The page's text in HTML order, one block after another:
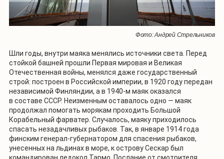
Фото: Андрей Стрельников
Шли годы, внутри маяка менялись источники света. Перед
стойкой башней прошли Первая мировая и Великая
Отечественная войны, менялся даже государственный
строй: построен в Российской империи, в 1920 году передан
независимой Финляндии, а в 1940-м маяк оказался
в составе СССР. Неизменным оставалось одно — маяк
продолжал помогать морякам проходить Большой
Корабельный фарватер. Случалось, маяку приходилось
спасать незадачливых рыбаков. Так, в январе 1914 года
финским генерал-губернатором для спасения рыбаков,
унесенных на льдинах в море, к острову Сескар был
командирован ледокол Тармо. Послание от смотрителя